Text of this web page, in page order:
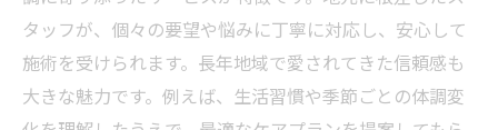
タッフが、個々の要望や悩みに丁寧に対応し、安心して
施術を受けられます。長年地域で愛されてきた信頼感も
大きな魅力です。例えば、生活習慣や季節ごとの体調変